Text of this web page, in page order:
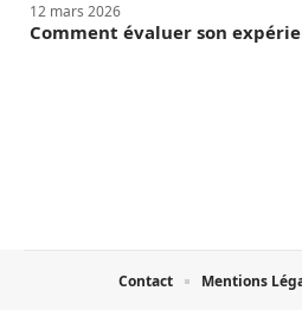
12 mars 2026
Comment évaluer son
Contact Mentions